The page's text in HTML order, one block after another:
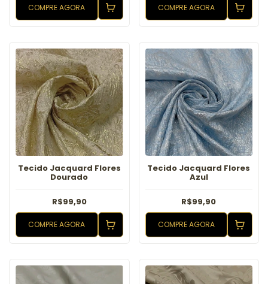
COMPRE AGORA COMPRE AGORA
Tecido Jacquard Flores
Dourado
R$99,90
COMPRE AGORA
Tecido Jacquard Flores
Azul
R$99,90
COMPRE AGORA